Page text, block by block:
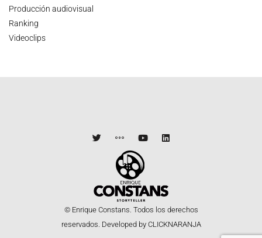
Producción audiovisual
Ranking
Videoclips
© Enrique Constans. Todos los derechos
reservados. Developed by CLICKNARANJA